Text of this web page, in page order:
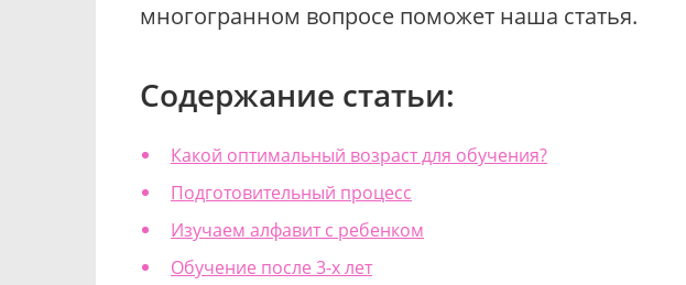
многогранном вопросе поможет наша статья.
Содержание статьи:
Какой оптимальный возраст для обучения?
Подготовительный процесс
Изучаем алфавит с ребенком
Обучение после 3-х лет